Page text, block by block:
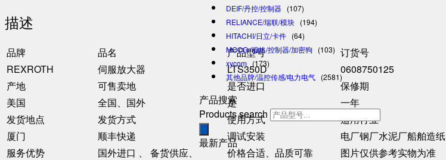
描述
品牌 品名 产品型号
订货号
REXROTH
伺服放大器 LTS350D
0608750125
产地
可售卖地 是否进口
保修期
美国
全国、国外 是
一年
发货地点
发货方式 使用方式
适用行业
厦门
顺丰快递 调试安装
电厂钢厂水泥厂船舶造纸
服务优势
国外进口 、 备货供应、 价格合适、品质可靠
图片仅供参考实物为准
DEIF/丹控/控制器 (107)
RELIANCE/瑞联/模块 (194)
HITACHI/日立/卡件 (64)
MOOG /穆格/控制器/加密狗
(103)
xycom (173)
其他品牌/温控传感/电力电气 (2581)
产品搜索
Products search
最新产品